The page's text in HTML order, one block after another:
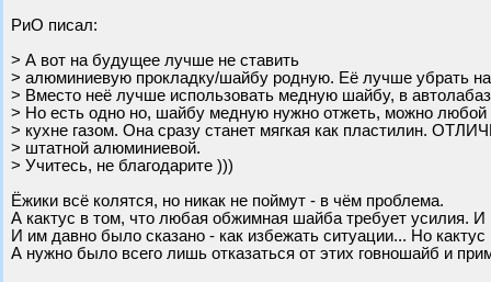
РиО писал:
> А вот на будущее лучше не ставить
> алюминиевую прокладку/шайбу родную. Её лучше убрать
> Вместо неё лучше использовать медную шайбу, в
> Но есть одно но, шайбу медную нужно отжеть, можно любой
> кухне газом. Она сразу станет мягкая как пластилин.
> штатной алюминиевой.
> Учитесь, не благодарите )))
Ёжики всё колятся, но никак не поймут - в чём проблема.
А кактус в том, что любая обжимная шайба требует усилия.
И им давно было сказано - как избежать ситуации... Но кактус
А нужно было всего лишь отказаться от этих говношайб и